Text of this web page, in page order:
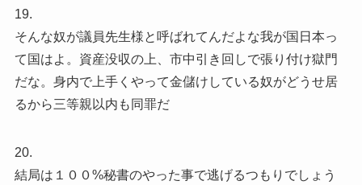
19.
そんな奴が議員先生様と呼ばれてんだよな我が国日本っ
て国はよ。資産没収の上、市中引き回しで張り付け獄門
だな。身内で上手くやって金儲けしている奴がどうせ居
るから三等親以内も同罪だ
20.
結局は１００%秘書のやった事で逃げるつもりでしょう